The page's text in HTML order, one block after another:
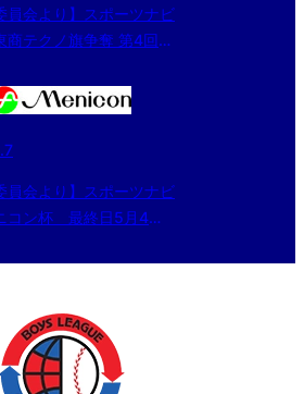
員会より】スポーツナビ
商テクノ旗争奪 第4回北
員会より】スポーツナビ
コン杯 最終日5月4日